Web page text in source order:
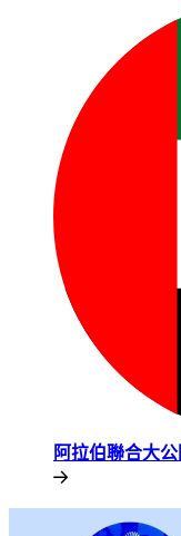
阿拉伯聯合大公